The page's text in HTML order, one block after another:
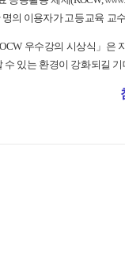
명의 이용자가고등 교육 교
우수강의 시상식 」 은
수 있는 환경이 강화되길